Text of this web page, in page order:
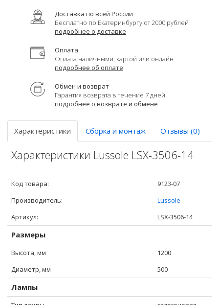
Доставка по всей России
Бесплатно по Екатеринбургу от 2000 рублей
подробнее о доставке
Оплата
Оплата наличными, картой или онлайн
подробнее об оплате
Обмен и возврат
Гарантия возврата в течение 7 дней
подробнее о возврате и обмене
Характеристики Сборка и монтаж Отзывы (0)
Характеристики Lussole LSX-3506-14
Код товара:
9123-07
Производитель:
Lussole
Артикул:
LSX-3506-14
Размеры
Высота, мм
1200
Диаметр, мм
500
Лампы